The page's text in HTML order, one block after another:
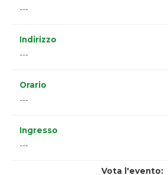
---
Indirizzo
---
Orario
---
Ingresso
---
Vota l'evento: